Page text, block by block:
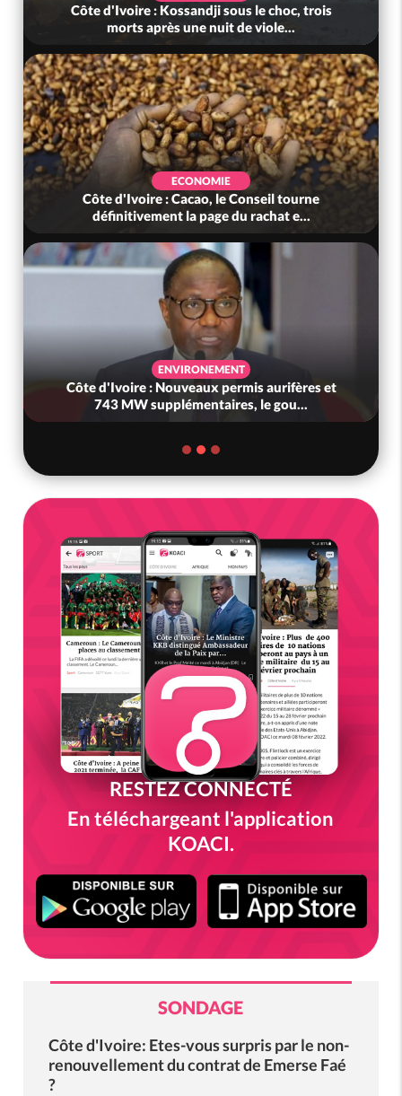
Côte d'Ivoire : Kossandji sous le choc, trois
morts après une nuit de viole...
ECONOMIE
Côte d'Ivoire : Cacao, le Conseil tourne
définitivement la page du rachat e...
ENVIRONEMENT
Côte d'Ivoire : Nouveaux permis aurifères et
743 MW supplémentaires, le gou...
RESTEZ CONNECTÉ
En téléchargeant l'application
KOACI.
SONDAGE
Côte d'Ivoire: Etes-vous surpris par le non-
renouvellement du contrat de Emerse Faé
?